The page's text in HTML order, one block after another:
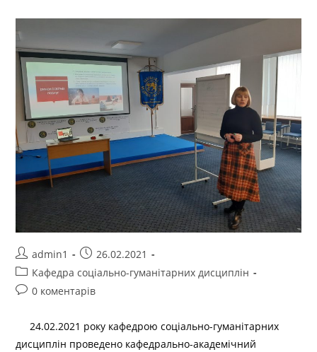
admin1
26.02.2021
Кафедра соціально-гуманітарних дисциплін
0 коментарів
24.02.2021 року кафедрою соціально-гуманітарних
дисциплін проведено кафедрально-академічний